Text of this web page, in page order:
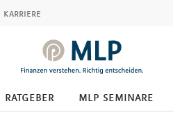
karriere
ratgeber mlp seminare